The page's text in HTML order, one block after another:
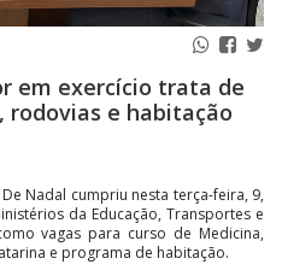
em exercício trata de
rodovias e habitação
Nadal cumpriu nesta terça-feira, 9,
da Educação, Transportes e
vagas para curso de Medicina,
e programa de habitação.